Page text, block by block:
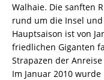
Walhaie. Die sanften
rund um die Insel
Hauptsaison ist von
friedlichen Giganten
Strapazen der
Im Januar 2010